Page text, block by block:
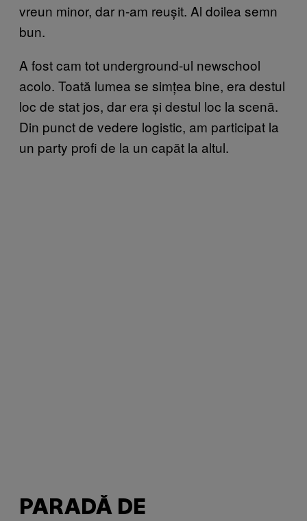
vreun minor, dar n-am reușit. Al doilea semn
bun.
A fost cam tot underground-ul newschool
acolo. Toată lumea se simțea bine, era destul
loc de stat jos, dar era și destul loc la scenă.
Din punct de vedere logistic, am participat la
un party profi de la un capăt la altul.
PARADĂ DE